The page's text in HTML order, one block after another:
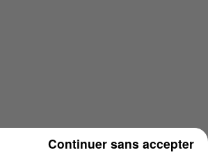
Continuer sans accepter